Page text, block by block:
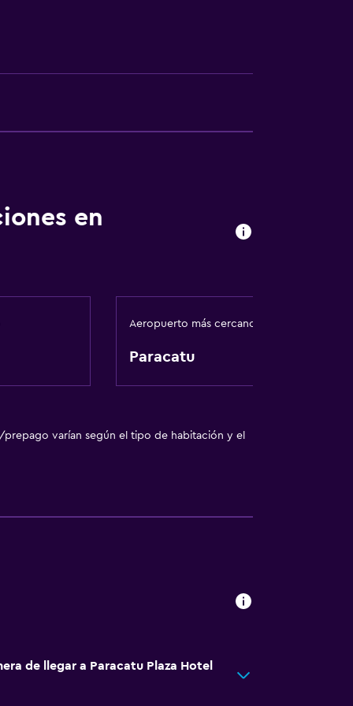
en
Aeropuerto más cercano
Paracatu
prepago varían según el tipo de habitación y el
de llegar a Paracatu Plaza Hotel